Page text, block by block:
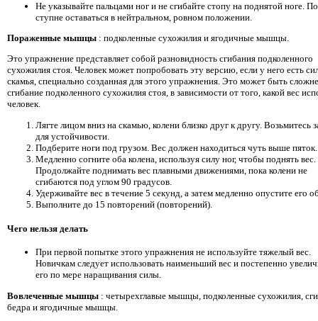
Не указывайте пальцами ног и не сгибайте стопу на поднятой ноге.
ступне оставаться в нейтральном, ровном положении.
Пораженные мышцы : подколенные сухожилия и ягодичные мышцы.
Это упражнение представляет собой разновидность сгибания подколенного
сухожилия стоя. Человек может попробовать эту версию, если у него есть
скамья, специально созданная для этого упражнения. Это может быть
сгибание подколенного сухожилия стоя, в зависимости от того, какой вес
человек.
Лягте лицом вниз на скамью, колени близко друг к другу. Возьмитесь
для устойчивости.
Подберите ноги под грузом. Вес должен находиться чуть выше пяток.
Медленно согните оба колена, используя силу ног, чтобы поднять вес.
Продолжайте поднимать вес плавными движениями, пока колени не
сгибаются под углом 90 градусов.
Удерживайте вес в течение 5 секунд, а затем медленно опустите его
Выполните до 15 повторений (повторений).
Чего нельзя делать
При первой попытке этого упражнения не используйте тяжелый вес.
Новичкам следует использовать наименьший вес и постепенно
его по мере наращивания силы.
Вовлеченные мышцы : четырехглавые мышцы, подколенные сухожилия,
бедра и ягодичные мышцы.